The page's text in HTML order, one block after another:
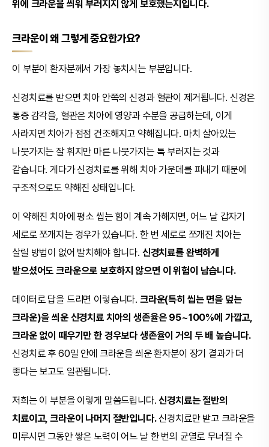
위에 크라운을 씌워 부러지지 않게 보호했는지입니다.
크라운이 왜 그렇게 중요한가요?
이 부분이 환자분께서 가장 놓치시는 부분입니다.
신경치료를 받으면 치아 안쪽의 신경과 혈관이 제거됩니다. 신경은
통증 감각을, 혈관은 치아에 영양과 수분을 공급하는데, 이게
사라지면 치아가 점점 건조해지고 약해집니다. 마치 살아있는
나뭇가지는 잘 휘지만 마른 나뭇가지는 툭 부러지는 것과
같습니다. 게다가 신경치료를 위해 치아 가운데를 파내기 때문에
구조적으로도 약해진 상태입니다.
이 약해진 치아에 평소 씹는 힘이 계속 가해지면, 어느 날 갑자기
세로로 쪼개지는 경우가 있습니다. 한 번 세로로 쪼개진 치아는
살릴 방법이 없어 발치해야 합니다. 신경치료를 완벽하게
받으셨어도 크라운으로 보호하지 않으면 이 위험이 남습니다.
데이터로 답을 드리면 이렇습니다. 크라운(특히 씹는 면을 덮는
크라운)을 씌운 신경치료 치아의 생존율은 95~100%에 가깝고,
크라운 없이 때우기만 한 경우보다 생존율이 거의 두 배 높습니다.
신경치료 후 60일 안에 크라운을 씌운 환자분이 장기 결과가 더
좋다는 보고도 일관됩니다.
저희는 이 부분을 이렇게 말씀드립니다.신경치료는 절반의
치료이고, 크라운이 나머지 절반입니다.신경치료만 받고 크라운을
미루시면 그동안 쌓은 노력이 어느 날 한 번의 균열로 무너질 수